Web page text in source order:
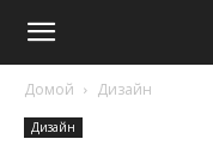
Домой Дизайн
Дизайн